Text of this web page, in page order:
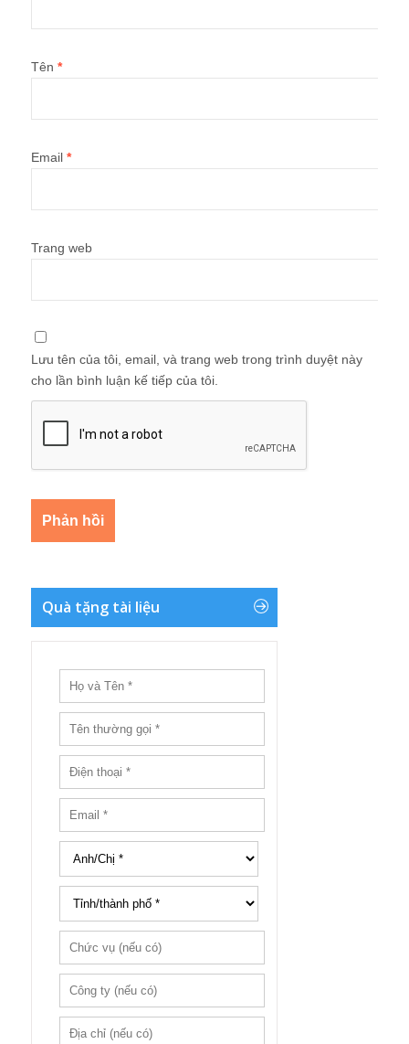
Tên *
Email *
Trang web
Lưu tên của tôi, email, và trang web trong trình duyệt này
cho lần bình luận kế tiếp của tôi.
Quà tặng tài liệu